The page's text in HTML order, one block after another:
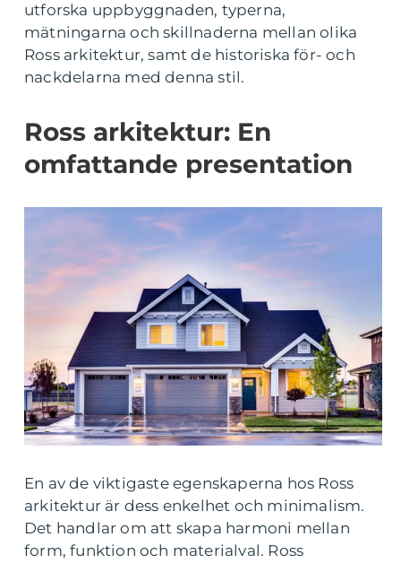
utforska uppbyggnaden, typerna,
mätningarna och skillnaderna mellan olika
Ross arkitektur, samt de historiska för- och
nackdelarna med denna stil.
Ross arkitektur: En
omfattande presentation
En av de viktigaste egenskaperna hos Ross
arkitektur är dess enkelhet och minimalism.
Det handlar om att skapa harmoni mellan
form, funktion och materialval. Ross